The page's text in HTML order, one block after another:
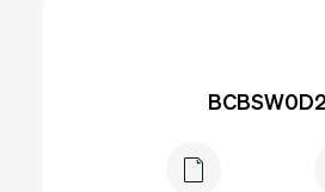
BCBSW0D2